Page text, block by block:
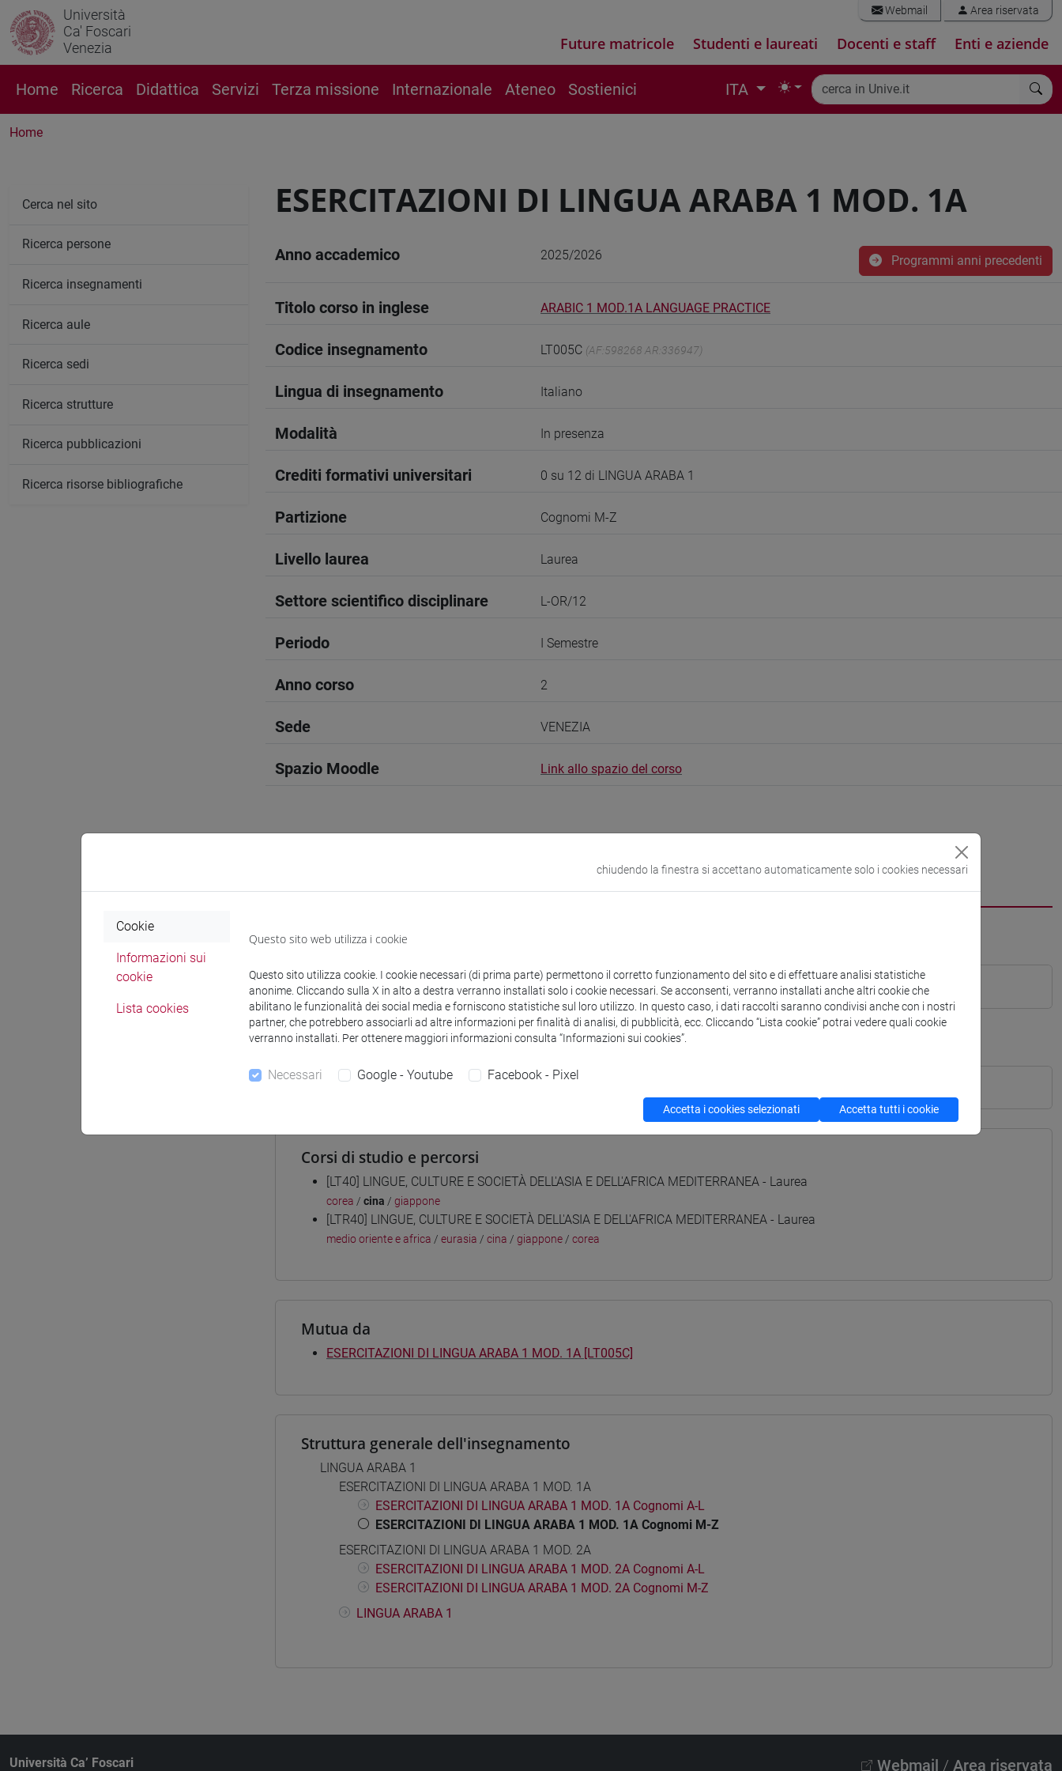
Università
Ca' Foscari
Venezia
Webmail Area riservata
Future matricole Studenti e laureati Docenti e staff Enti e aziende
Home Ricerca Didattica Servizi Terza missione Internazionale Ateneo Sostienici ITA
Home
ESERCITAZIONI DI LINGUA ARABA 1 MOD. 1A
Anno accademico 2025/2026 Programmi anni precedenti
Titolo corso in inglese ARABIC 1 MOD.1A LANGUAGE PRACTICE
Codice insegnamento LT005C (AF:598268 AR:336947)
Lingua di insegnamento Italiano
Modalità In presenza
Crediti formativi universitari 0 su 12 di LINGUA ARABA 1
Partizione Cognomi M-Z
Livello laurea Laurea
Settore scientifico disciplinare L-OR/12
Periodo I Semestre
Anno corso 2
Sede VENEZIA
Spazio Moodle Link allo spazio del corso
Esperti linguistici
ODEH Yaser - 60h Esercitazioni
Materiali didattici
Materiali su Moodle
Corsi di studio e percorsi
[LT40] LINGUE, CULTURE E SOCIETÀ DELL'ASIA E DELL'AFRICA MEDITERRANEA - Laurea
corea / cina / giappone
[LTR40] LINGUE, CULTURE E SOCIETÀ DELL'ASIA E DELL'AFRICA MEDITERRANEA - Laurea
medio oriente e africa / eurasia / cina / giappone / corea
Mutua da
ESERCITAZIONI DI LINGUA ARABA 1 MOD. 1A [LT005C]
Struttura generale dell'insegnamento
LINGUA ARABA 1
ESERCITAZIONI DI LINGUA ARABA 1 MOD. 1A
ESERCITAZIONI DI LINGUA ARABA 1 MOD. 1A Cognomi A-L
ESERCITAZIONI DI LINGUA ARABA 1 MOD. 1A Cognomi M-Z
ESERCITAZIONI DI LINGUA ARABA 1 MOD. 2A
ESERCITAZIONI DI LINGUA ARABA 1 MOD. 2A Cognomi A-L
ESERCITAZIONI DI LINGUA ARABA 1 MOD. 2A Cognomi M-Z
LINGUA ARABA 1
Cerca nel sito
Ricerca persone
Ricerca insegnamenti
Ricerca aule
Ricerca sedi
Ricerca strutture
Ricerca pubblicazioni
Ricerca risorse bibliografiche
Università Ca’ Foscari Webmail / Area riservata
chiudendo la finestra si accettano automaticamente solo i cookies necessari
Cookie
Informazioni sui
cookie
Lista cookies
Questo sito web utilizza i cookie
Questo sito utilizza cookie. I cookie necessari (di prima parte) permettono il corretto funzionamento del sito e di effettuare analisi statistiche
anonime. Cliccando sulla X in alto a destra verranno installati solo i cookie necessari. Se acconsenti, verranno installati anche altri cookie che
abilitano le funzionalità dei social media e forniscono statistiche sul loro utilizzo. In questo caso, i dati raccolti saranno condivisi anche con i nostri
partner, che potrebbero associarli ad altre informazioni per finalità di analisi, di pubblicità, ecc. Cliccando “Lista cookie” potrai vedere quali cookie
verranno installati. Per ottenere maggiori informazioni consulta “Informazioni sui cookies”.
Necessari Google - Youtube Facebook - Pixel
Accetta i cookies selezionati Accetta tutti i cookie